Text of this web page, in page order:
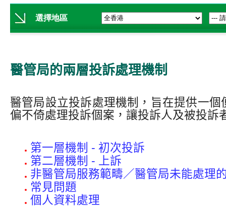
醫管局的兩層投訴處理機制
醫管局設立投訴處理機制，旨在提供一
偏不倚處理投訴個案，讓投訴人及被投訴
第一層機制 - 初次投訴
第二層機制 - 上訴
非醫管局服務範疇／醫管局未能處理
常見問題
個人資料處理